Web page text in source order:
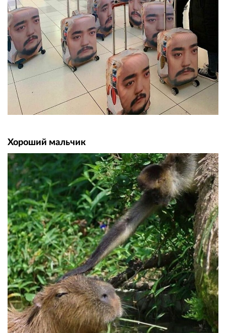
Хороший мальчик